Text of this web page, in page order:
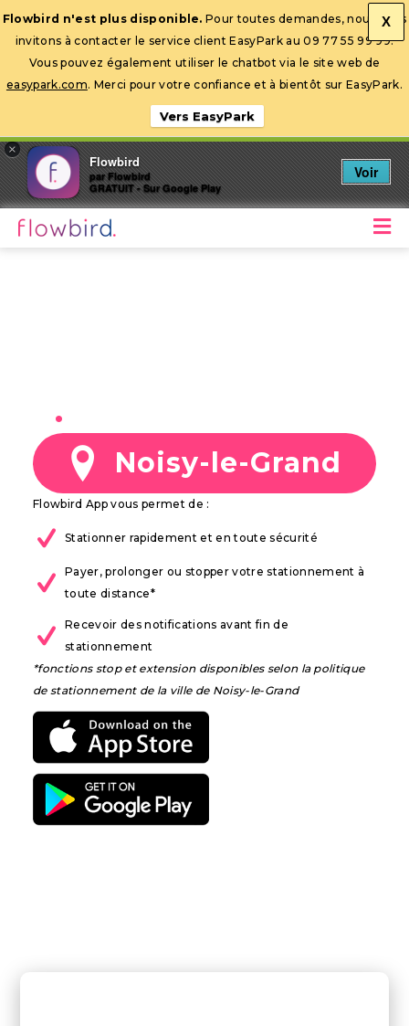
Ouvrir la barre d’outils
X
Flowbird n'est plus disponible. Pour toutes demandes, nous vous
invitons à contacter le service client EasyPark au 09 77 55 99 99.
Vous pouvez également utiliser le chatbot via le site web de
easypark.com. Merci pour votre confiance et à bientôt sur EasyPark.
Vers EasyPark
×
Flowbird
par Flowbird
GRATUIT - Sur Google Play
Voir
Noisy-le-Grand
Flowbird App vous permet de :
Stationner rapidement et en toute sécurité
Payer, prolonger ou stopper votre stationnement à
toute distance*
Recevoir des notifications avant fin de
stationnement
*fonctions stop et extension disponibles selon la politique
de stationnement de la ville de Noisy-le-Grand